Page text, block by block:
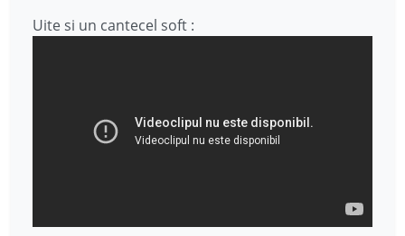
Uite si un cantecel soft :